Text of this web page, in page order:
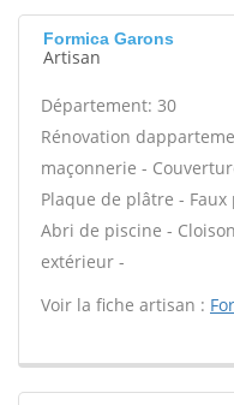
Formica Garons
Artisan
Département: 30
Rénovation
maçonnerie -
Plaque de plâtre -
Abri de piscine -
extérieur -
Voir la fiche artisan :